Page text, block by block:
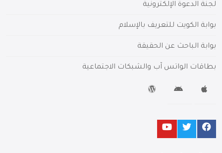
لجنة الدعوة الإلكترونية
بوابة الكويت للتعريف بالإسلام
بوابة الباحث عن الحقيقة
بطاقات الواتس آب والشبكات الاجتماعية